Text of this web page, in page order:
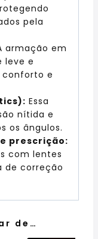
pela
armação em
leve e
conforto e
Essa
nítida e
os ângulos.
prescrição:
com lentes
de correção
de…